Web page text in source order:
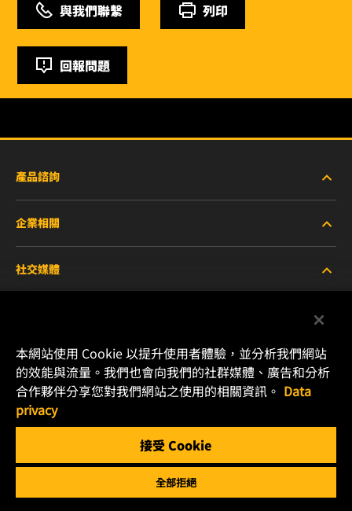
與我們聯繫 列印
回報問題
產品諮詢
小客車與商用車
賽車產品
企業相關
聯絡我們
職涯發展
社交媒體
Instagram
YouTube
本網站使用 Cookie 以提升使用者體驗，並分析我們網站
的效能與流量。我們也會向我們的社群媒體、廣告和分析
合作夥伴分享您對我們網站之使用的相關資訊。 Data
privacy
接受 Cookie
全部拒絕